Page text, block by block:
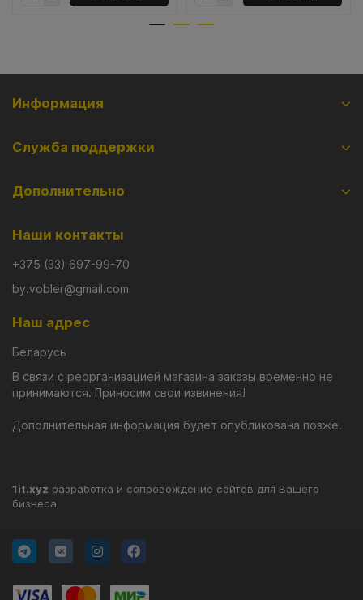
Информация
Служба поддержки
Дополнительно
Наши контакты
+375 (33) 697-99-70
by.vobler@gmail.com
Наш адрес
Беларусь
В связи с реорганизацией магазина заказы временно не
принимаются. Приносим свои извинения!
Дополнительная информация будет опубликована позже.
1it.xyz разработка и сопровождение сайтов для Вашего
бизнеса.